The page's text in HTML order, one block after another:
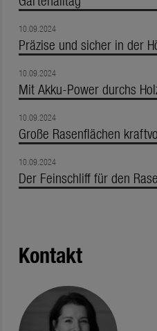
10.09.2024
Präzise und sicher in der
10.09.2024
Mit Akku-Power durchs
10.09.2024
Große Rasenflächen
10.09.2024
Der Feinschliff für den
Kontakt